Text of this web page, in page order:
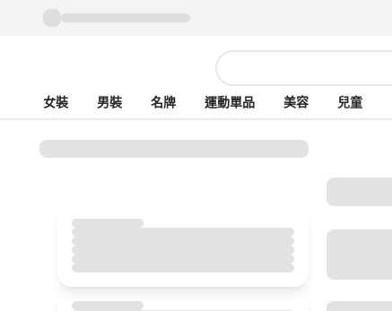
女裝 男裝 名牌 運動單品 美容 兒童